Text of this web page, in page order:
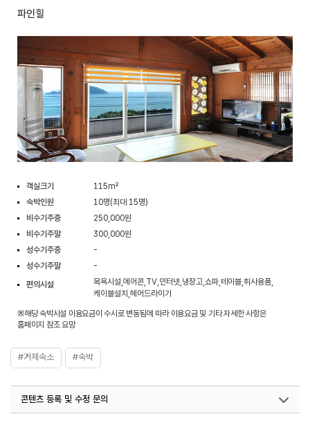
파인힐
객실크기
115m²
숙박인원
10명(최대 15명)
비수기주중
250,000원
비수기주말
300,000원
성수기주중
-
성수기주말
-
편의시설
목욕시설,에어콘,TV,인터넷,냉장고,쇼파,테이블,취사용품,
케이블설치,헤어드라이기
※해당 숙박시설 이용요금이 수시로 변동됨에 따라 이용요금 및 기타 자세한 사항은
홈페이지 참조 요망
#거제숙소 #숙박
콘텐츠 등록 및 수정 문의